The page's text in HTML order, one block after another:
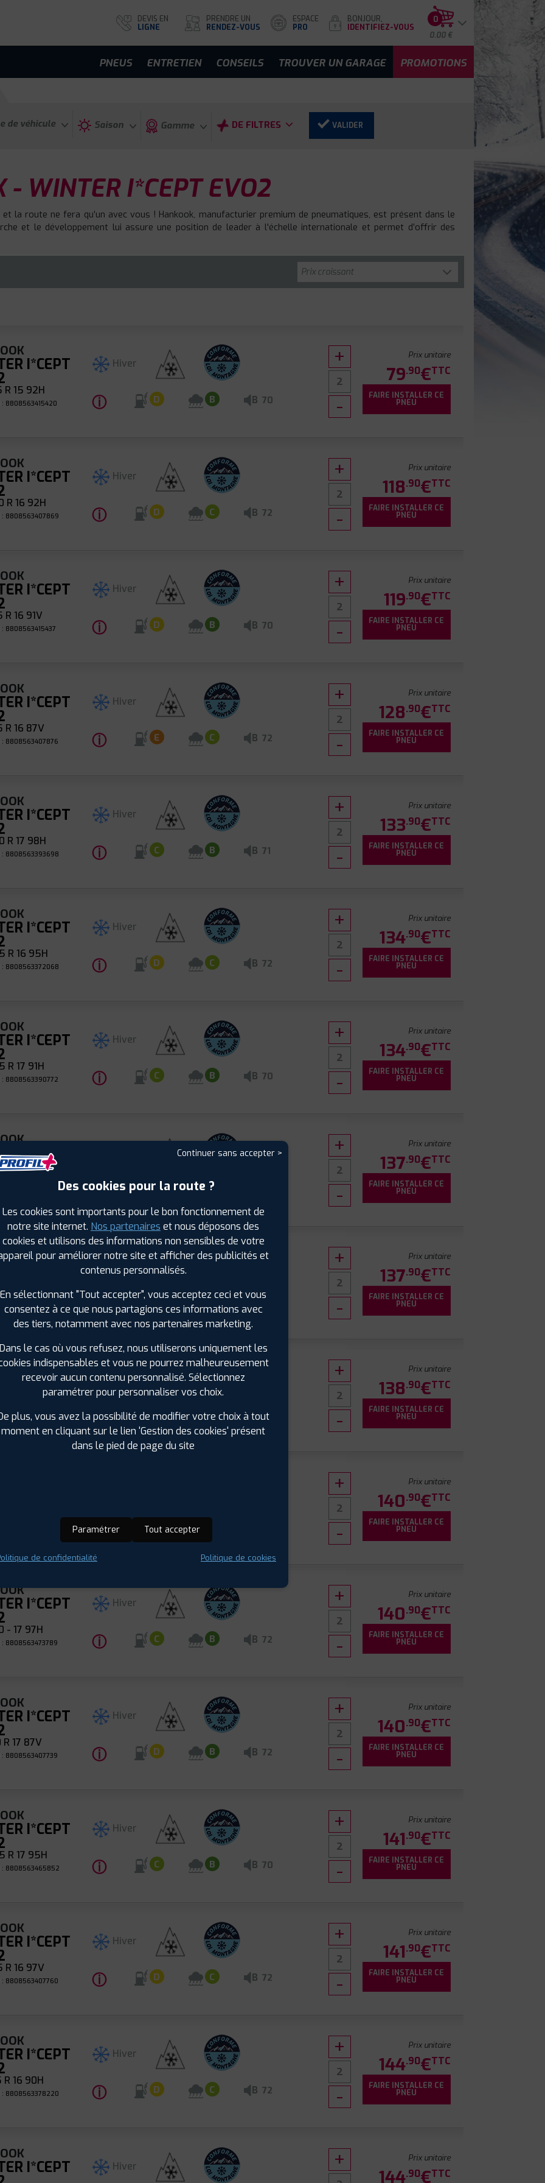
DEVIS EN
LIGNE
PRENDRE UN
RENDEZ-VOUS
ESPACE
PRO
BONJOUR,
IDENTIFIEZ-VOUS
0
0.00 €
PNEUS ENTRETIEN CONSEILS TROUVER UN GARAGE PROMOTIONS
de véhicule Saison Gamme DE FILTRES VALIDER
- WINTER I*CEPT EVO2
la route ne fera qu’un avec vous ! Hankook, manufacturier premium de pneumatiques, est présent dans le
et le développement lui assure une position de leader à l'échelle internationale et permet d’offrir des
I*CEPT
15 92H
: 8808563415420
Hiver
ⓘ D B B 70
Prix unitaire
79.90€TTC
FAIRE INSTALLER CE
PNEU
I*CEPT
R 16 92H
: 8808563407869
Hiver
ⓘ D C B 72
Prix unitaire
118.90€TTC
FAIRE INSTALLER CE
PNEU
I*CEPT
16 91V
: 8808563415437
Hiver
ⓘ D B B 70
Prix unitaire
119.90€TTC
FAIRE INSTALLER CE
PNEU
I*CEPT
16 87V
: 8808563407876
Hiver
ⓘ E C B 72
Prix unitaire
128.90€TTC
FAIRE INSTALLER CE
PNEU
I*CEPT
R 17 98H
: 8808563393698
Hiver
ⓘ C B B 71
Prix unitaire
133.90€TTC
FAIRE INSTALLER CE
PNEU
I*CEPT
R 16 95H
: 8808563372068
Hiver
ⓘ D C B 72
Prix unitaire
134.90€TTC
FAIRE INSTALLER CE
PNEU
I*CEPT
17 91H
: 8808563390772
Hiver
ⓘ C B B 70
Prix unitaire
134.90€TTC
FAIRE INSTALLER CE
PNEU
I*CEPT
16 99V
: 8808563372082 ⓘ D C
Prix unitaire
137.90€TTC
FAIRE INSTALLER CE
PNEU
I*CEPT
16 102V
: 8808563378268 ⓘ D C B 72
Prix unitaire
137.90€TTC
FAIRE INSTALLER CE
PNEU
I*CEPT
18 91H
: 8808563405582
Hiver
ⓘ D B B 70
Prix unitaire
138.90€TTC
FAIRE INSTALLER CE
PNEU
I*CEPT
17 98H
: 8808563393704 ⓘ C
Prix unitaire
140.90€TTC
FAIRE INSTALLER CE
PNEU
I*CEPT
- 17 97H
: 8808563473789
Hiver
ⓘ C B B 72
Prix unitaire
140.90€TTC
FAIRE INSTALLER CE
PNEU
I*CEPT
17 87V
: 8808563407739
Hiver
ⓘ D B B 72
Prix unitaire
140.90€TTC
FAIRE INSTALLER CE
PNEU
I*CEPT
R 17 95H
: 8808563465852
Hiver
ⓘ C B B 70
Prix unitaire
141.90€TTC
FAIRE INSTALLER CE
PNEU
I*CEPT
16 97V
: 8808563407760
Hiver
ⓘ D C B 72
Prix unitaire
141.90€TTC
FAIRE INSTALLER CE
PNEU
I*CEPT
16 90H
: 8808563378220
Hiver
ⓘ D C B 72
Prix unitaire
144.90€TTC
FAIRE INSTALLER CE
PNEU
I*CEPT Hiver
Prix unitaire
144.90€TTC
Continuer sans accepter >
Des cookies pour la route ?
Les cookies sont importants pour le bon fonctionnement de
notre site internet. Nos partenaires et nous déposons des
cookies et utilisons des informations non sensibles de votre
pour améliorer notre site et afficher des publicités et
contenus personnalisés.
En sélectionnant "Tout accepter", vous acceptez ceci et vous
consentez à ce que nous partagions ces informations avec
des tiers, notamment avec nos partenaires marketing.
Dans le cas où vous refusez, nous utiliserons uniquement les
indispensables et vous ne pourrez malheureusement
recevoir aucun contenu personnalisé. Sélectionnez
paramétrer pour personnaliser vos choix.
plus, vous avez la possibilité de modifier votre choix à tout
moment en cliquant sur le lien 'Gestion des cookies' présent
dans le pied de page du site
Paramétrer Tout accepter
de confidentialité Politique de cookies